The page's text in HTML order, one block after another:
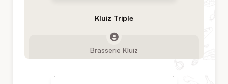
Kluiz Triple
Brasserie Kluiz